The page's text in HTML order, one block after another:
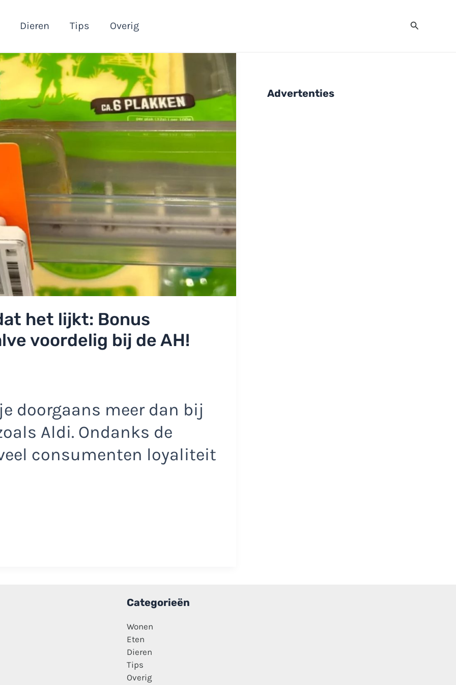
Dieren Tips Overig Zoeken
het lijkt: Bonus
voordelig bij de AH!
doorgaans meer dan bij
Aldi. Ondanks de
consumenten loyaliteit
Advertenties
Categorieën
Wonen
Eten
Dieren
Tips
Overig